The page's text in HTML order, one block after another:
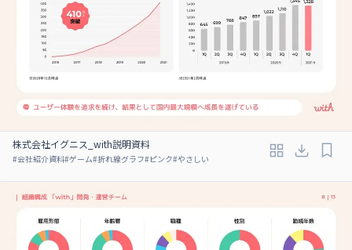
株式会社イグニス_with説明資料
#会社紹介資料#ゲーム#折れ線グラフ#ピンク#やさしい